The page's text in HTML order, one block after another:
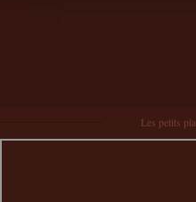
Les petits